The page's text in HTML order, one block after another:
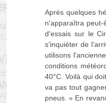
Après quelques
n'apparaîtra peut-
d'essais sur le
s'inquiéter de
utilisons
conditions
40°C. Voilà qui
va pas tout
pneus. » En